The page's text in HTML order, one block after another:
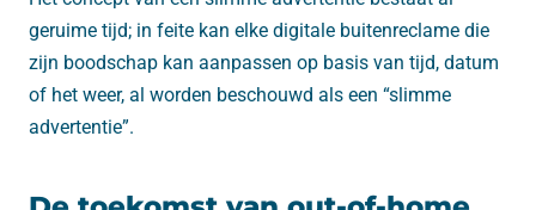
geruime tijd; in feite kan elke digitale buitenreclame die
zijn boodschap kan aanpassen op basis van tijd, datum
of het weer, al worden beschouwd als een “slimme
advertentie”.